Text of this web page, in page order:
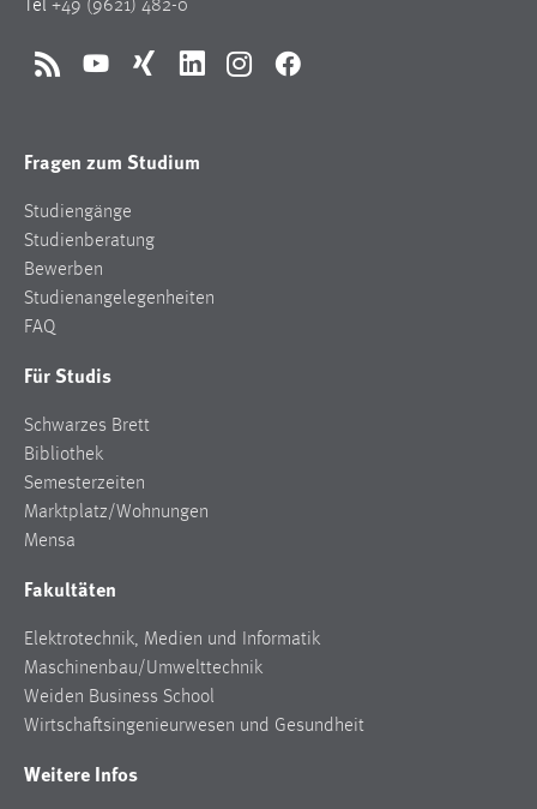
Tel +49 (9621) 482-0
RSS YouTubeXing LinkedInInstagramFacebook
Fragen zum Studium
Studiengänge
Studienberatung
Bewerben
Studienangelegenheiten
FAQ
Für Studis
Schwarzes Brett
Bibliothek
Semesterzeiten
Marktplatz/Wohnungen
Mensa
Fakultäten
Elektrotechnik, Medien und Informatik
Maschinenbau/Umwelttechnik
Weiden Business School
Wirtschaftsingenieurwesen und Gesundheit
Weitere Infos